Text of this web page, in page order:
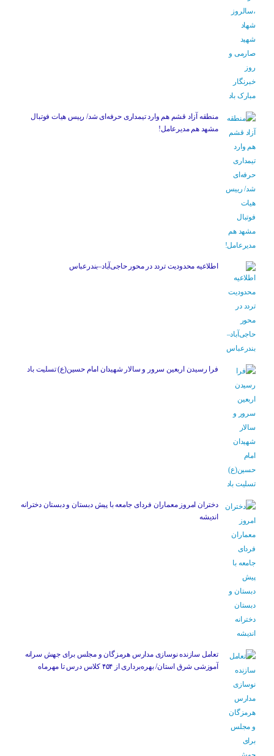
منطقه آزاد قشم هم وارد تیمداری حرفه‌ای شد/ رییس هیات فوتبال
مشهد هم مدیرعامل!
اطلاعیه محدودیت تردد در محور حاجی‌آباد–بندرعباس
فرا رسیدن اربعین سرور و سالار شهیدان امام حسین(ع) تسلیت باد
دختران امروز معماران فردای جامعه با پیش دبستان و دبستان دخترانه
اندیشه
تعامل سازنده نوسازی مدارس هرمزگان و مجلس برای جهش سرانه
آموزشی شرق استان/ بهره‌برداری از ۴۵۴ کلاس درس تا مهرماه